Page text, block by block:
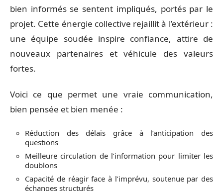
bien informés se sentent impliqués, portés par le
projet. Cette énergie collective rejaillit à l’extérieur :
une équipe soudée inspire confiance, attire de
nouveaux partenaires et véhicule des valeurs
fortes.
Voici ce que permet une vraie communication,
bien pensée et bien menée :
Réduction des délais grâce à l’anticipation des
questions
Meilleure circulation de l’information pour limiter les
doublons
Capacité de réagir face à l’imprévu, soutenue par des
échanges structurés